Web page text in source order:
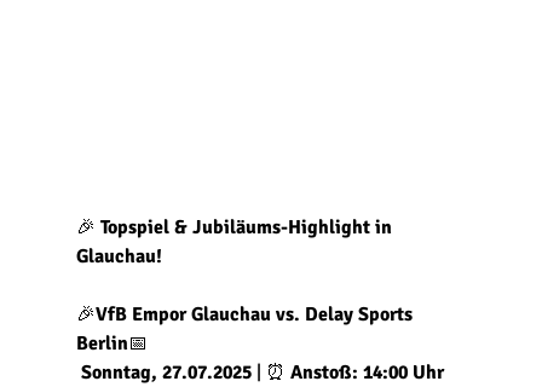
🎉 Topspiel & Jubiläums-Highlight in
Glauchau!
🎉VfB Empor Glauchau vs. Delay Sports
Berlin📅
Sonntag, 27.07.2025 | ⏰ Anstoß: 14:00 Uhr